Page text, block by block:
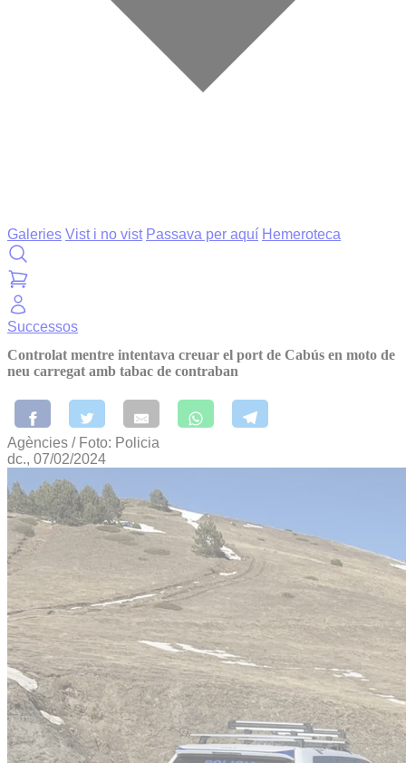
Galeries Vist i no vist Passava per aquí Hemeroteca
Successos
Controlat mentre intentava creuar el port de Cabús en moto de
neu carregat amb tabac de contraban
Agències / Foto: Policia
dc., 07/02/2024